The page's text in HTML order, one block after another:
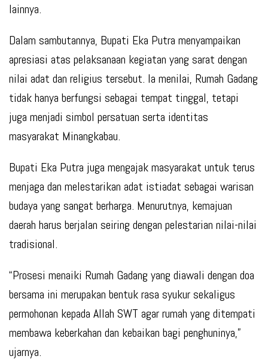
lainnya.
Dalam sambutannya, Bupati Eka Putra menyampaikan
apresiasi atas pelaksanaan kegiatan yang sarat dengan
nilai adat dan religius tersebut. Ia menilai, Rumah Gadang
tidak hanya berfungsi sebagai tempat tinggal, tetapi
juga menjadi simbol persatuan serta identitas
masyarakat Minangkabau.
Bupati Eka Putra juga mengajak masyarakat untuk terus
menjaga dan melestarikan adat istiadat sebagai warisan
budaya yang sangat berharga. Menurutnya, kemajuan
daerah harus berjalan seiring dengan pelestarian nilai-nilai
tradisional.
“Prosesi menaiki Rumah Gadang yang diawali dengan doa
bersama ini merupakan bentuk rasa syukur sekaligus
permohonan kepada Allah SWT agar rumah yang ditempati
membawa keberkahan dan kebaikan bagi penghuninya,”
ujarnya.